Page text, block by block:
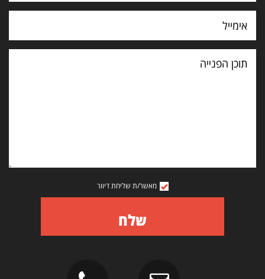
תוכן
הפנייה
מאשר/ת שליחת דיוור
שלח